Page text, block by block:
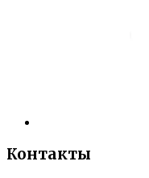
Контакты